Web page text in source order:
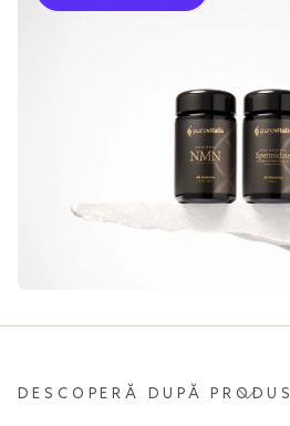
DESCOPERĂ DUPĂ PRODUS